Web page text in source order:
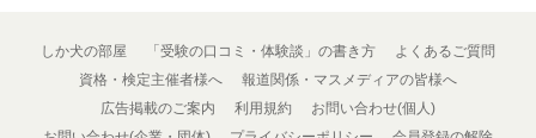
しか犬の部屋 「受験の口コミ・体験談」の書き方
よくあるご質問
資格・検定主催者様へ
報道関係・マスメディアの皆様へ
広告掲載のご案内
利用規約
お問い合わせ(個人)